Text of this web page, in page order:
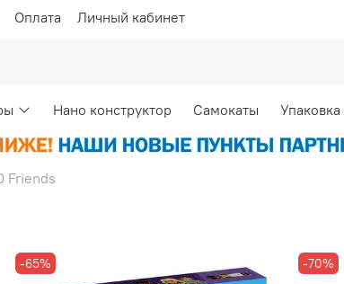
Оплата Личный кабинет
Нано конструктор Самокаты Упаковка
Friends
-65% -70%